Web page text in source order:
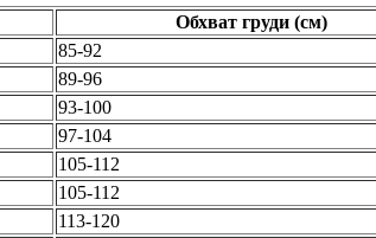
Обхват груди (см)
85-92
89-96
93-100
97-104
105-112
105-112
113-120